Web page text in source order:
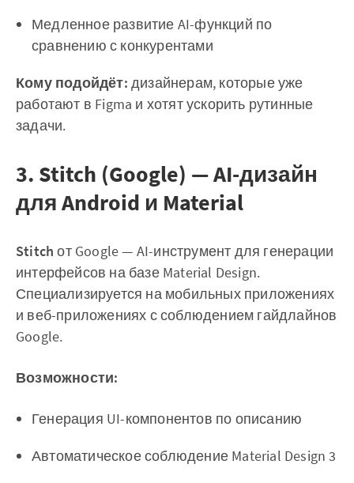
Медленное развитие AI-функций по
сравнению с конкурентами
Кому подойдёт: дизайнерам, которые уже
работают в Figma и хотят ускорить рутинные
задачи.
3. Stitch (Google) — AI-дизайн
для Android и Material
Stitch от Google — AI-инструмент для генерации
интерфейсов на базе Material Design.
Специализируется на мобильных приложениях
и веб-приложениях с соблюдением гайдлайнов
Google.
Возможности:
Генерация UI-компонентов по описанию
Автоматическое соблюдение Material Design 3